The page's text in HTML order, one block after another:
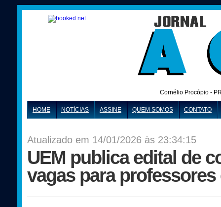
Cornélio Procópio -
HOME NOTÍCIAS ASSINE QUEM SOMOS CONTATO
Atualizado em 14/01/2026 às 23:34:15
UEM publica edital de
vagas para